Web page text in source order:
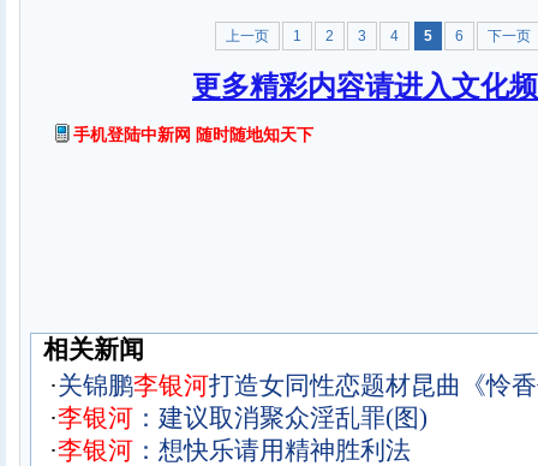
上一页 1 2 3 4 5 6 下一页
更多精彩内容请进入文化
手机登陆中新网 随时随地知天下
相关新闻
·关锦鹏李银河打造女同性恋题材昆曲《怜
·李银河 ：建议取消聚众淫乱罪(图)
·李银河 ：想快乐请用精神胜利法